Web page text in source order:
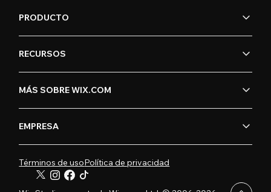
PRODUCTO
RECURSOS
MÁS SOBRE WIX.COM
EMPRESA
Términos de usoPolítica de privacidad